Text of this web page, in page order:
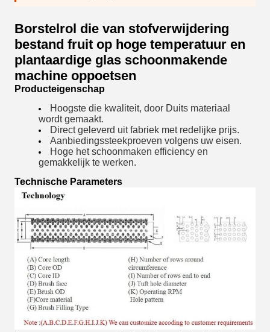
Borstelrol die van stofverwijdering
bestand fruit op hoge temperatuur en
plantaardige glas schoonmakende
machine oppoetsen
Producteigenschap
Hoogste die kwaliteit, door Duits materiaal
wordt gemaakt.
Direct geleverd uit fabriek met redelijke prijs.
Aanbiedingssteekproeven volgens uw eisen.
Hoge het schoonmaken efficiency en
gemakkelijk te werken.
Technische Parameters